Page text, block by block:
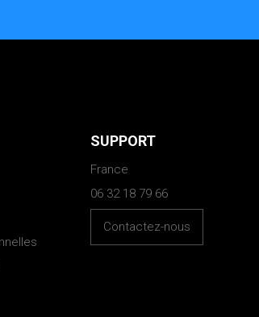
SUPPORT
France
06 32 18 79 66
Contactez-nous